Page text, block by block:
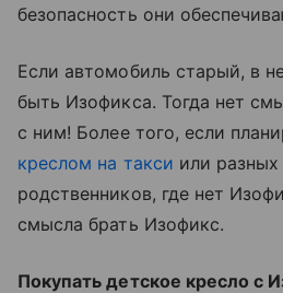
безопасность они
Если автомобиль старый, в
быть Изофикса. Тогда нет
с ним! Более того, если
креслом на такси или
родственников, где нет
смысла брать Изофикс.
Покупать детское кресло с